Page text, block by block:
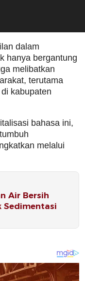
dalam
hanya bergantung
melibatkan
terutama
kabupaten
bahasa ini,
melalui
Air Bersih
Sedimentasi